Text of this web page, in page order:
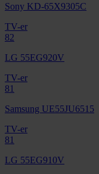
Sony KD-65X9305C
TV-er
82
LG 55EG920V
TV-er
81
Samsung UE55JU6515
TV-er
81
LG 55EG910V